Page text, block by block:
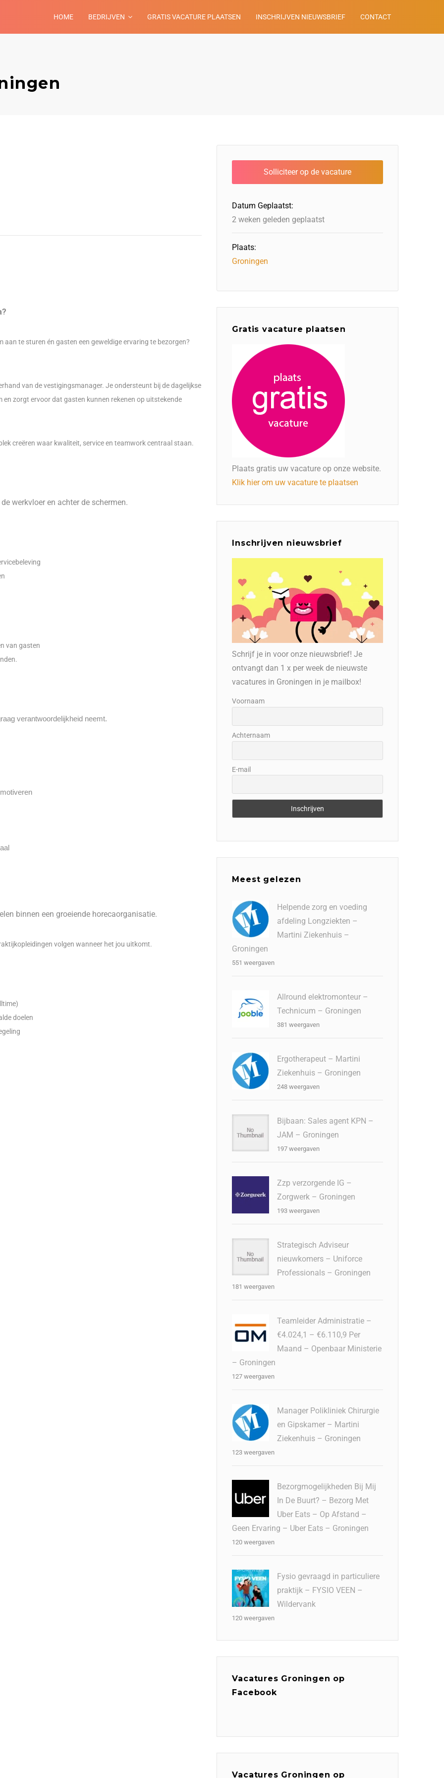
HOME BEDRIJVEN GRATIS VACATURE PLAATSEN INSCHRIJVEN NIEUWSBRIEF CONTACT
aan te sturen én gasten een geweldige ervaring te bezorgen?
van de vestigingsmanager. Je ondersteunt bij de dagelijkse
zorgt ervoor dat gasten kunnen rekenen op uitstekende
creëren waar kwaliteit, service en teamwork centraal staan.
werkvloer en achter de schermen.
van gasten
verantwoordelijkheid neemt.
binnen een groeiende horecaorganisatie.
volgen wanneer het jou uitkomt.
doelen
Datum Geplaatst:
2 weken geleden geplaatst
Plaats:
Groningen
Gratis vacature plaatsen
Plaats gratis uw vacature op onze website.
Klik hier om uw vacature te plaatsen
Inschrijven nieuwsbrief
Schrijf je in voor onze nieuwsbrief! Je
ontvangt dan 1 x per week de nieuwste
vacatures in Groningen in je mailbox!
Voornaam
Achternaam
E-mail
Meest gelezen
Helpende zorg en voeding
afdeling Longziekten –
Martini Ziekenhuis –
Groningen
551 weergaven
Allround elektromonteur –
Technicum – Groningen
381 weergaven
Ergotherapeut – Martini
Ziekenhuis – Groningen
248 weergaven
Bijbaan: Sales agent KPN –
JAM – Groningen
197 weergaven
Zzp verzorgende IG –
Zorgwerk – Groningen
193 weergaven
Strategisch Adviseur
nieuwkomers – Uniforce
Professionals – Groningen
181 weergaven
Teamleider Administratie –
€4.024,1 – €6.110,9 Per
Maand – Openbaar Ministerie
– Groningen
127 weergaven
Manager Polikliniek Chirurgie
en Gipskamer – Martini
Ziekenhuis – Groningen
123 weergaven
Bezorgmogelijkheden Bij Mij
In De Buurt? – Bezorg Met
Uber Eats – Op Afstand –
Geen Ervaring – Uber Eats – Groningen
120 weergaven
Fysio gevraagd in particuliere
praktijk – FYSIO VEEN –
Wildervank
120 weergaven
Vacatures Groningen op
Facebook
Vacatures Groningen op